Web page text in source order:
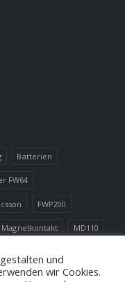
Batterien
FW64
FWP200
Magnetkontakt MD110
und
wir Cookies.